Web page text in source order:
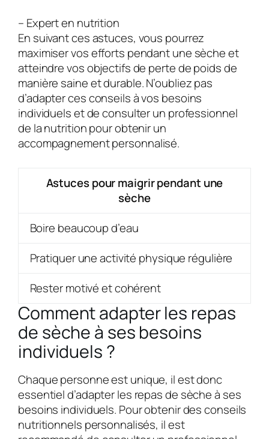
– Expert en nutrition
En suivant ces astuces, vous pourrez
maximiser vos efforts pendant une sèche et
atteindre vos objectifs de perte de poids de
manière saine et durable. N’oubliez pas
d’adapter ces conseils à vos besoins
individuels et de consulter un professionnel
de la nutrition pour obtenir un
accompagnement personnalisé.
Astuces pour maigrir pendant une
sèche
Boire beaucoup d’eau
Pratiquer une activité physique régulière
Rester motivé et cohérent
Comment adapter les repas
de sèche à ses besoins
individuels ?
Chaque personne est unique, il est donc
essentiel d’adapter les repas de sèche à ses
besoins individuels. Pour obtenir des conseils
nutritionnels personnalisés, il est